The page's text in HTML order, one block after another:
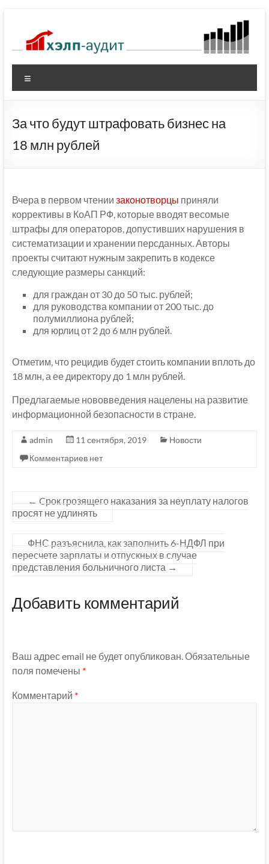
содержимому
За что будут штрафовать бизнес на
18 млн рублей
Вчера в первом чтении законотворцы приняли
коррективы в КоАП РФ, которые вводят весомые
штрафы для операторов, допустивших нарушения в
систематизации и хранении персданных. Авторы
проекты считают нужным закрепить в кодексе
следующие размеры санкций:
для граждан от 30 до 50 тыс. рублей;
для руководства компании от 200 тыс. до
полумиллиона рублей;
для юрлиц от 2 до 6 млн рублей.
Отметим, что рецидив будет стоить компании вплоть до
18 млн, а ее директору до 1 млн рублей.
Предлагаемые нововведения нацелены на развитие
информационной безопасности в стране.
admin 11 сентября, 2019
Новости
Комментариев нет
← Cрок грозящего наказания за неуплату налогов
просят не удлинять
ФНС разъяснила, как заполнить 6-НДФЛ при
пересчете зарплаты и отпускных в случае
представления больничного листа →
Добавить комментарий
Ваш адрес email не будет опубликован. Обязательные
поля помечены *
Комментарий *